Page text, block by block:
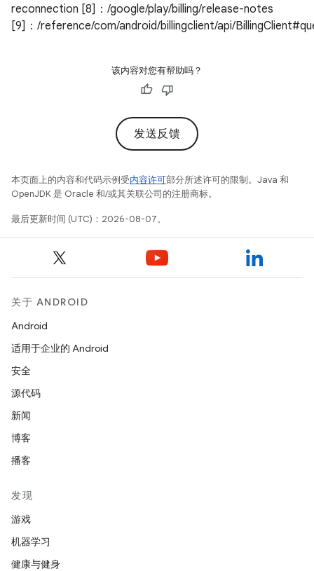
reconnection [8]：/google/play/billing/release-notes
[9]：/reference/com/android/billingclient/api/
该内容对您有帮助吗？
发送反馈
本页面上的内容和代码示例受内容许可部分所述许可的限制。Java 和
OpenJDK 是 Oracle 和/或其关联公司的注册商标。
最后更新时间 (UTC)：2026-08-07。
关于 ANDROID
Android
适用于企业的 Android
安全
源代码
新闻
博客
播客
发现
游戏
机器学习
健康与健身